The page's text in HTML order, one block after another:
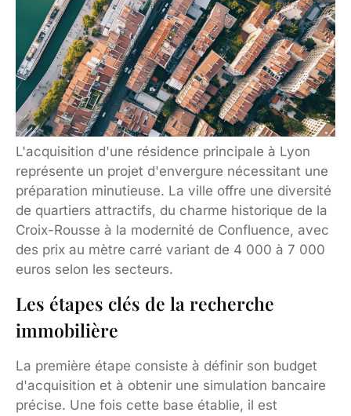
L'acquisition d'une résidence principale à Lyon
représente un projet d'envergure nécessitant une
préparation minutieuse. La ville offre une diversité
de quartiers attractifs, du charme historique de la
Croix-Rousse à la modernité de Confluence, avec
des prix au mètre carré variant de 4 000 à 7 000
euros selon les secteurs.
Les étapes clés de la recherche
immobilière
La première étape consiste à définir son budget
d'acquisition et à obtenir une simulation bancaire
précise. Une fois cette base établie, il est